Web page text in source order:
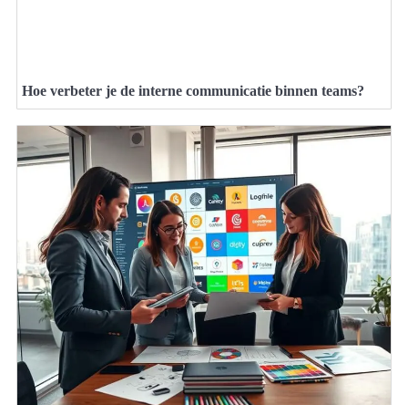
Hoe verbeter je de interne communicatie binnen teams?